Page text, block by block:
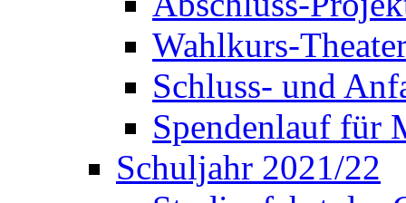
Wahlkurs-
Schluss- und
Spendenlauf für
Schuljahr 2021/22